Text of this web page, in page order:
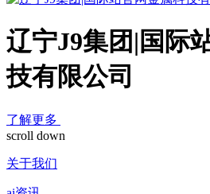
辽宁J9集团|国际
技有限公司
了解更多
scroll down
关于我们